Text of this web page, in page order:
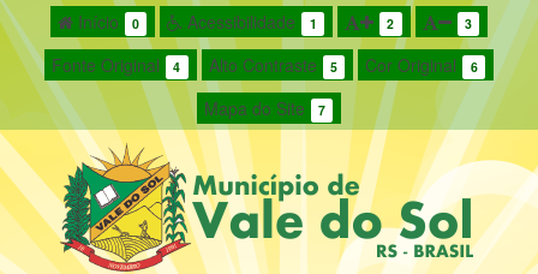
Início 0 Acessibilidade 1 2 3
Fonte Original 4 Alto Contraste 5 Cor Original 6
Mapa do Site 7